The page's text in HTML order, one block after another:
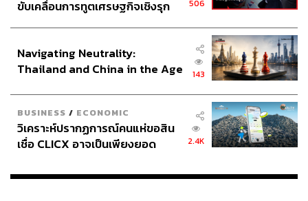
สามารถติดตาม THE STANDARD WEALTH
ผ่านแอปพลิเคชันต่างๆ ที่คุณสะดวกหรือใช้งานอยู่แล้วได้เลย
TAGS: ธนาคารกลางสหรัฐฯ (Fed)
ชาตรี โรจนอาภา
SCB CIO
Trump 2.0 Donald Trump ตลาดหุ้น
ขับเคลื่อนการทูตเศรษฐกิจเชิงรุก
506
Navigating Neutrality:
Thailand and China in the Age
143
BUSINESS / ECONOMIC
วิเคราะห์ปรากฏการณ์คนแห่ขอสิน
เชื่อ CLICX อาจเป็นเพียงยอด
เรือนไทยที่ถูกซุกไว้
2.4K